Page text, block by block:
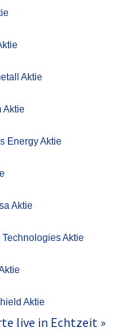
Aktie
Aktie
Energy Aktie
Aktie
Aktie
Aktie
live in Echtzeit »